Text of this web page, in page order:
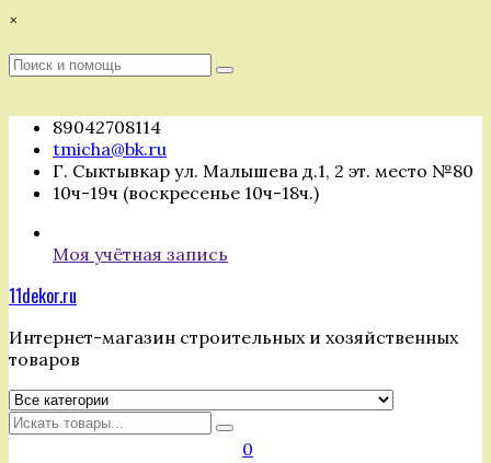
Перейти
содержимому
×
Поиск
Поиск
89042708114
tmicha@bk.ru
Г. Сыктывкар ул. Малышева д.1, 2 эт. место №80
10ч-19ч (воскресенье 10ч-18ч.)
Моя учётная запись
11dekor.ru
Интернет-магазин строительных и хозяйственных
товаров
Искать
0